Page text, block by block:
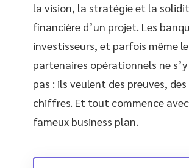
la vision, la stratégie et la
financière d’un projet. Les
investisseurs, et parfois même
partenaires opérationnels ne
pas : ils veulent des preuves,
chiffres. Et tout commence
fameux business plan.